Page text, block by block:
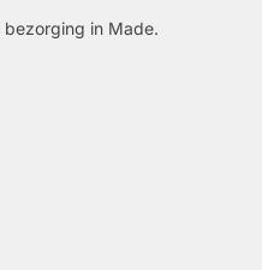
bezorging in Made.